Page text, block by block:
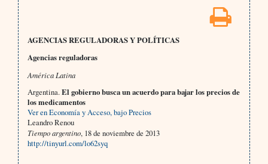
AGENCIAS REGULADORAS Y POLÍTICAS
Agencias reguladoras
América Latina
Argentina.El gobierno busca un acuerdo para bajar los precios de
los medicamentos
Ver en Economía y Acceso, bajo Precios
Leandro Renou
Tiempo argentino, 18 de noviembre de 2013
http://tinyurl.com/lo62syq